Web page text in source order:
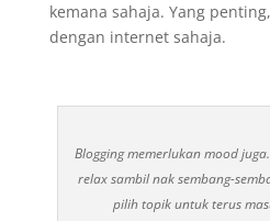
kemana sahaja. Yang
dengan internet sahaja.
Blogging memerlukan mood
relax sambil nak sembang-
pilih topik untuk terus